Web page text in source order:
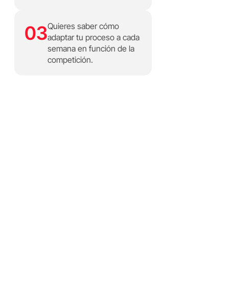
03Quieres saber cómo
adaptar tu proceso a cada
semana en función de la
competición.